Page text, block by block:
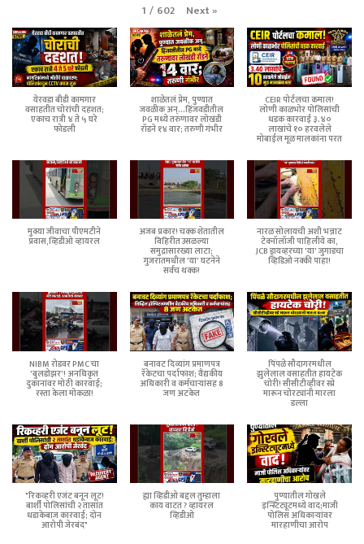
1 / 602 Next»
येरवडा बीडी कामगार
वसाहतीत चोरांची दहशत;
एकाच रात्री ४ ते ५ घरे
फोडली
शाळेतलं प्रेम, पुण्यात
जवळीक अन्...हिंजवडीतील
PG मध्ये तरुणावर लोखंडी
रॉडने १४ वार; तरुणी गंभीर
CEIR पोर्टलचा कमाल!
लोणी काळभोर पोलिसांची
धडक कारवाई ३.४०
लाखांचे १० हरवलेले
मोबाईल मूळ मालकांना परत
मुक्या जीवाचा पीएमटीने
प्रवास,व्हिडीओ व्हायरल
अजब प्रकार! चक्क शेतातील
विहिरीत उसळल्या
समुद्रासारख्या लाटा;
गुजरातमधील 'या' घटनेने
सर्वच थक्क!
नारळ सोलायची अशी भन्नाट
टेक्नॉलॉजी पाहिलीये का,
JCB ड्रायव्हरच्या 'या' जुगाडचा
व्हिडिओ नक्की पाहा!
NIBM रोडवर PMC चा
'बुलडोझर'! अनधिकृत
दुकानांवर मोठी कारवाई;
रस्ता केला मोकळा!
बनावट दिव्यांग प्रमाणपत्र
रॅकेटचा पर्दाफाश; वैद्यकीय
अधिकारी व कर्मचाऱ्यांसह 8
जण अटकेत
पिंपळे सौदागरमधील
झुलेलाल वसाहतीत हायटेक
चोरी! सीसीटीव्हीवर स्प्रे
मारून चोरट्यांनी मारला
डल्ला
"रिकव्हरी एजंट बनून लूट!
बार्शी पोलिसांची २ तासांत
धडाकेबाज कारवाई; दोन
आरोपी जेरबंद"
ह्या व्हिडीओ बद्दल तुम्हाला
काय वाटत ? व्हायरल
व्हिडीओ
पुण्यातील गोखले
इन्स्टिट्यूटमध्ये वाद;माजी
पोलिस अधिकाऱ्यांवर
मारहाणीचा आरोप